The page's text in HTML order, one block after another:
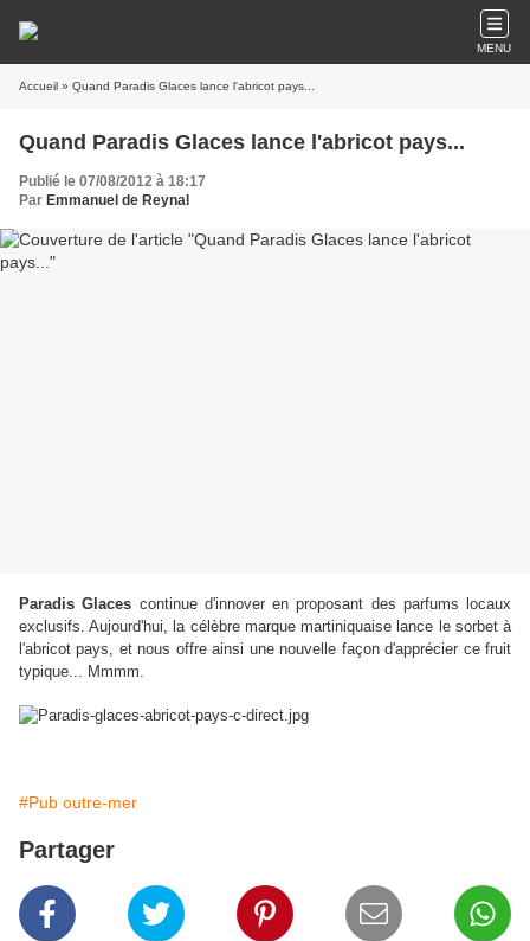
MENU
Accueil » Quand Paradis Glaces lance l'abricot pays...
Quand Paradis Glaces lance l'abricot pays...
Publié le 07/08/2012 à 18:17
Par Emmanuel de Reynal
Paradis Glaces continue d'innover en proposant des parfums locaux
exclusifs. Aujourd'hui, la célèbre marque martiniquaise lance le sorbet à
l'abricot pays, et nous offre ainsi une nouvelle façon d'apprécier ce fruit
typique... Mmmm.
#Pub outre-mer
Partager